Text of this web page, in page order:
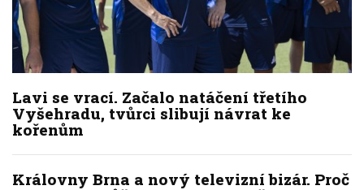
Lavi se vrací. Začalo natáčení třetího
Vyšehradu, tvůrci slibují návrat ke
kořenům
Královny Brna a nový televizní bizár. Proč